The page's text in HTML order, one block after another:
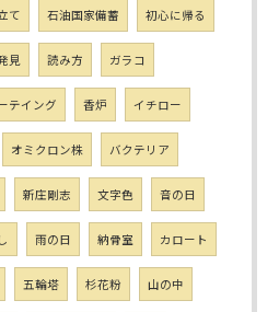
て 石油国家備蓄 初心に帰る
見 読み方 ガラコ
テイング 香炉 イチロー
オミクロン株 バクテリア
新庄剛志 文字色 音の日
雨の日 納骨室 カロート
五輪塔 杉花粉 山の中